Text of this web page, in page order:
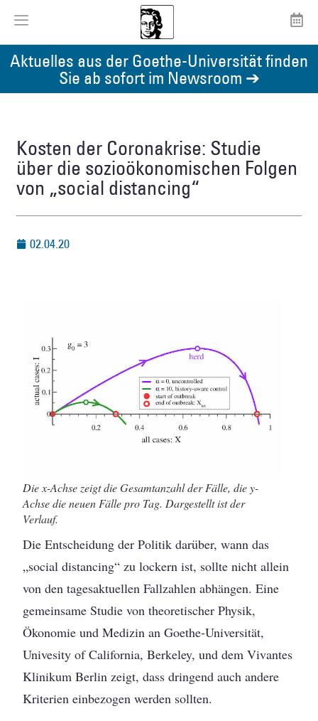
Aktuelles aus der Goethe-Universität finden
Sie ab sofort im Newsroom ➔
Kosten der Coronakrise: Studie
über die sozioökonomischen Folgen
von „social distancing“
02.04.20
Die x-Achse zeigt die Gesamtanzahl der Fälle, die y-
Achse die neuen Fälle pro Tag. Dargestellt ist der
Verlauf.
Die Entscheidung der Politik darüber, wann das
„social distancing“ zu lockern ist, sollte nicht allein
von den tagesaktuellen Fallzahlen abhängen. Eine
gemeinsame Studie von theoretischer Physik,
Ökonomie und Medizin an Goethe-Universität,
Univesity of California, Berkeley, und dem Vivantes
Klinikum Berlin zeigt, dass dringend auch andere
Kriterien einbezogen werden sollten.